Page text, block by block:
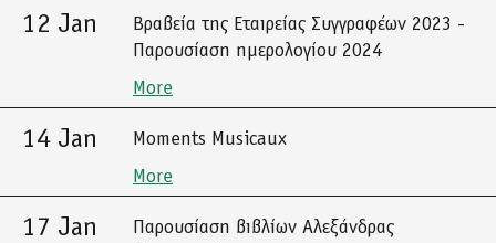
12 Jan
Βραβεία της Εταιρείας Συγγραφέων 2023 -
Παρουσίαση ημερολογίου 2024
More
14 Jan
Moments Musicaux
More
17 Jan
Παρουσίαση βιβλίων Αλεξάνδρας